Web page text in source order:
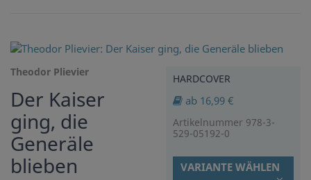
Theodor Plievier
Der Kaiser
ging, die
Generäle
blieben
HARDCOVER
ab 16,99 €
Artikelnummer 978-3-
529-05192-0
VARIANTE WÄHLEN